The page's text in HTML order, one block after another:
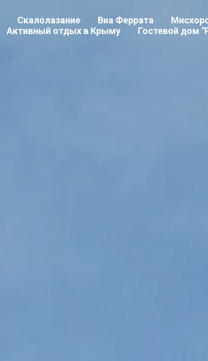
Скалолазание Виа Феррата
Активный отдых в Крыму
Гостевой дом